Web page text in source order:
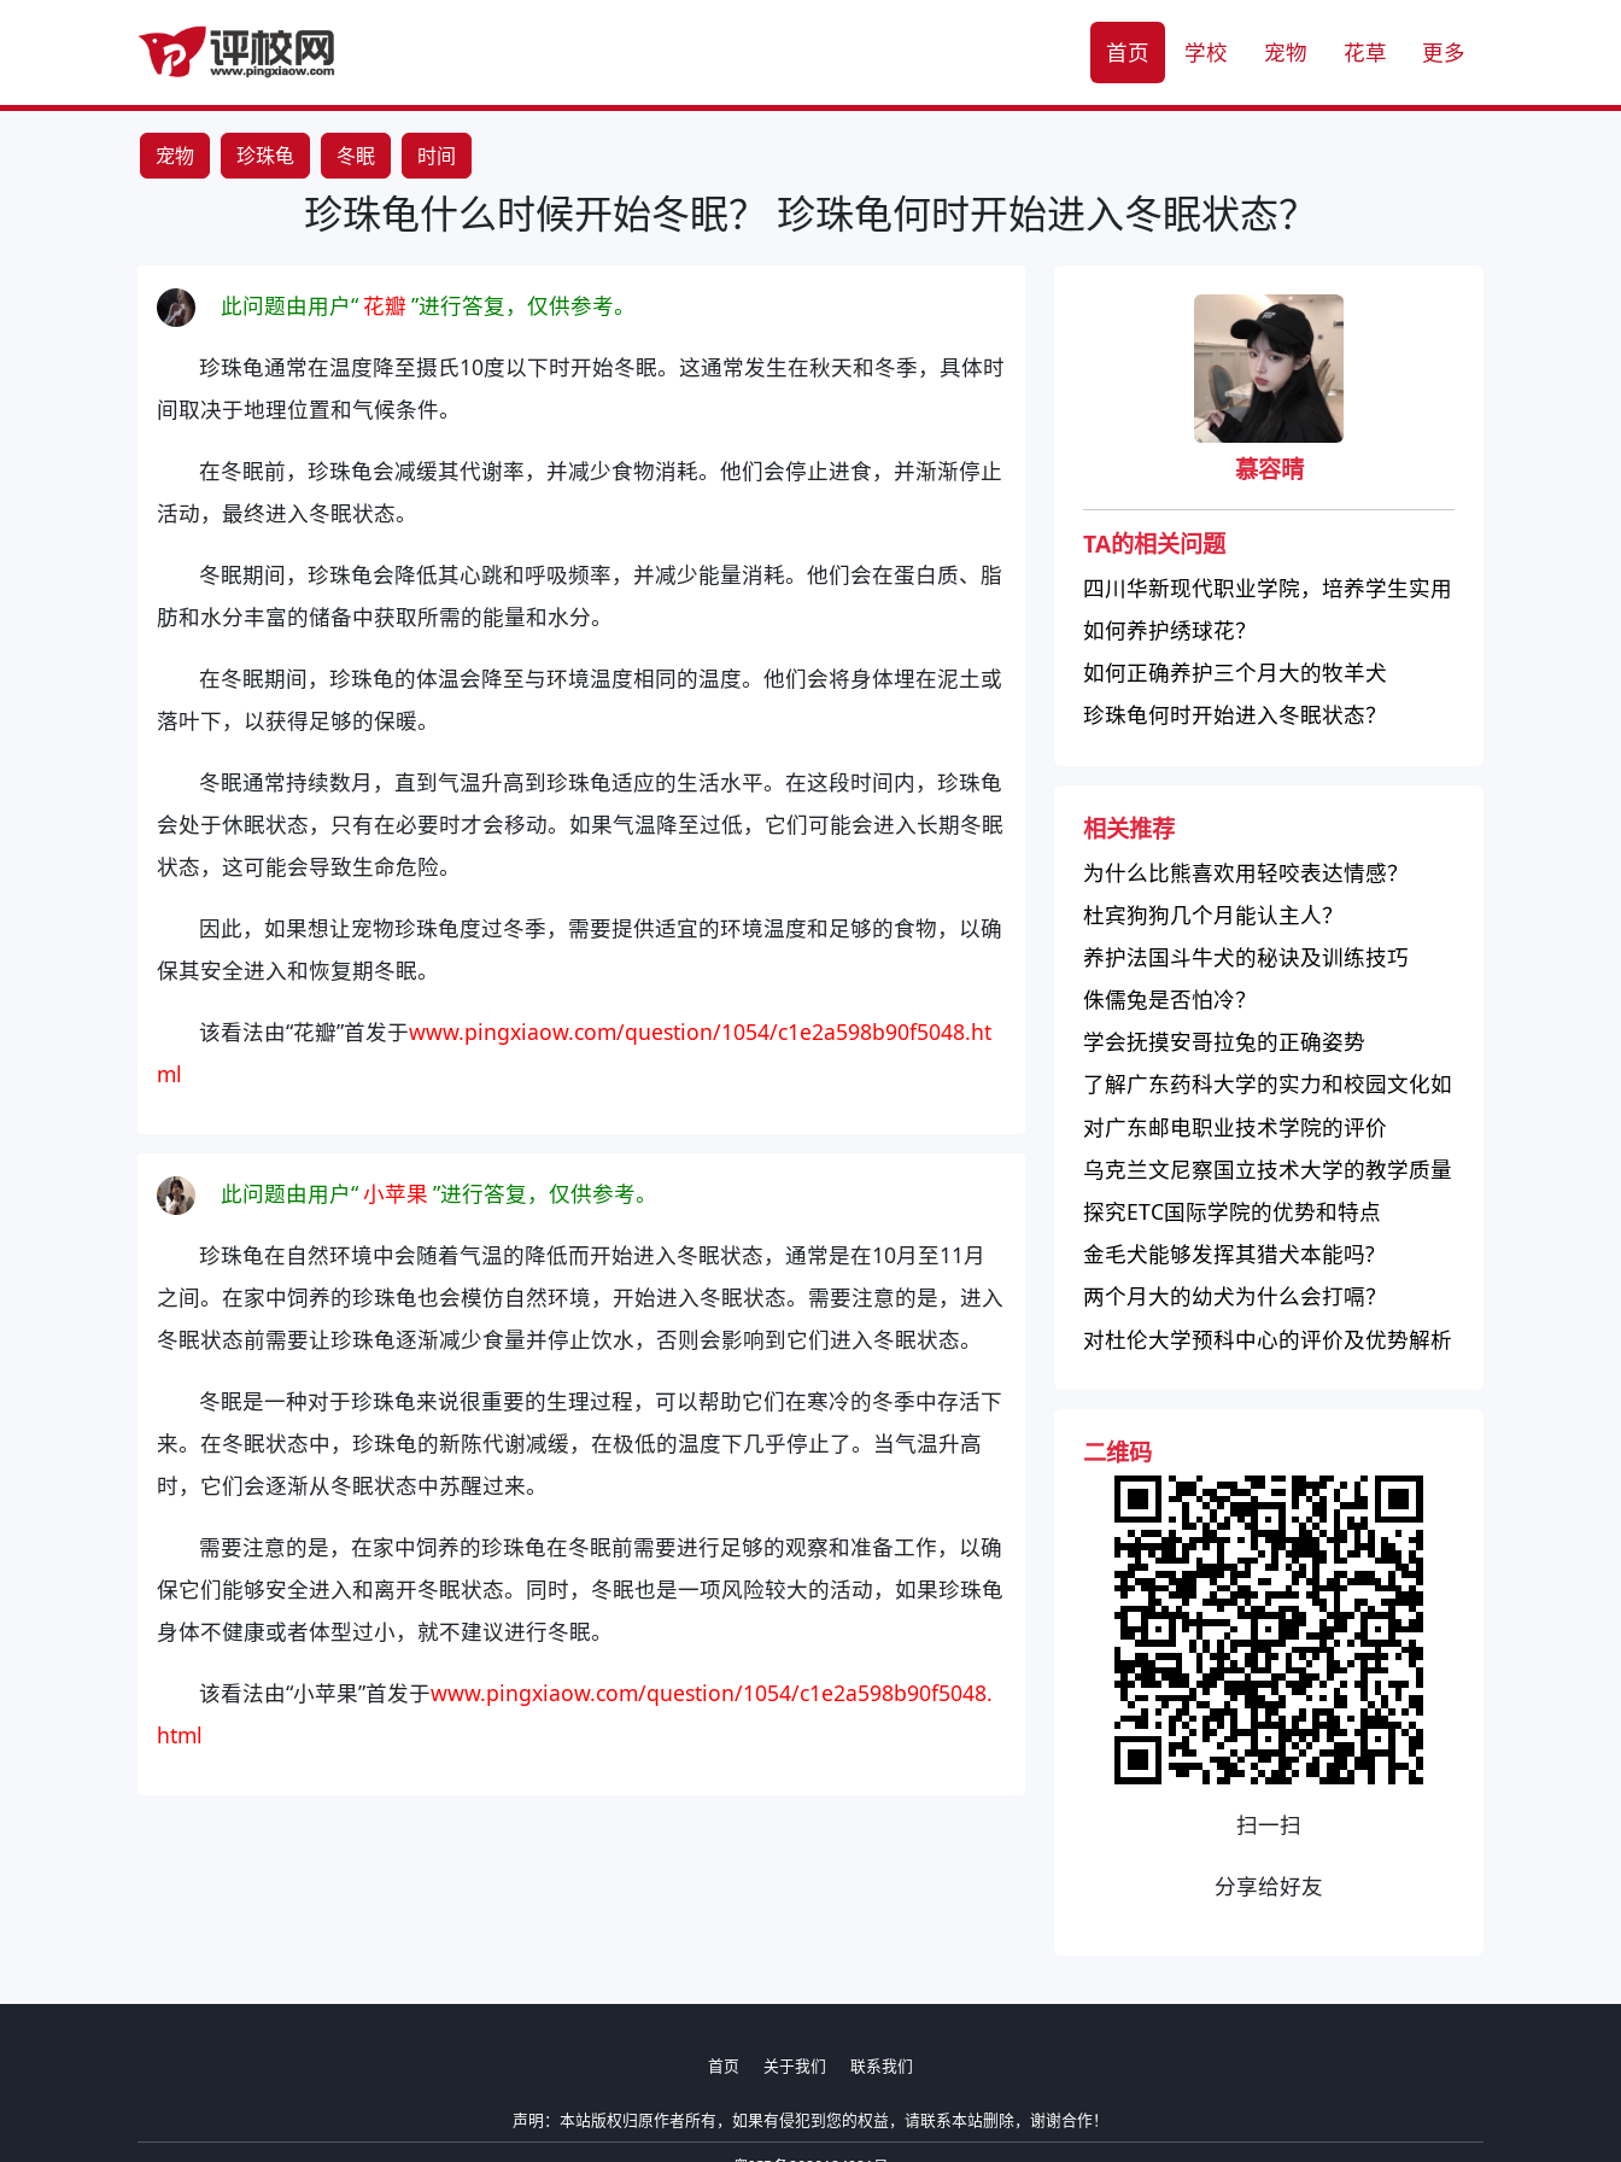
首页 学校 宠物 花草 更多
宠物 珍珠龟 冬眠 时间
珍珠龟什么时候开始冬眠？ 珍珠龟何时开始进入冬眠状态？
此问题由用户“ 花瓣 ”进行答复，仅供参考。
珍珠龟通常在温度降至摄氏10度以下时开始冬眠。这通常发生在秋天和冬季，具体时
间取决于地理位置和气候条件。
在冬眠前，珍珠龟会减缓其代谢率，并减少食物消耗。他们会停止进食，并渐渐停止
活动，最终进入冬眠状态。
冬眠期间，珍珠龟会降低其心跳和呼吸频率，并减少能量消耗。他们会在蛋白质、脂
肪和水分丰富的储备中获取所需的能量和水分。
在冬眠期间，珍珠龟的体温会降至与环境温度相同的温度。他们会将身体埋在泥土或
落叶下，以获得足够的保暖。
冬眠通常持续数月，直到气温升高到珍珠龟适应的生活水平。在这段时间内，珍珠龟
会处于休眠状态，只有在必要时才会移动。如果气温降至过低，它们可能会进入长期冬眠
状态，这可能会导致生命危险。
因此，如果想让宠物珍珠龟度过冬季，需要提供适宜的环境温度和足够的食物，以确
保其安全进入和恢复期冬眠。
该看法由“花瓣”首发于www.pingxiaow.com/question/1054/c1e2a598b90f5048.ht
ml
此问题由用户“小苹果 ”进行答复，仅供参考。
珍珠龟在自然环境中会随着气温的降低而开始进入冬眠状态，通常是在10月至11月
之间。在家中饲养的珍珠龟也会模仿自然环境，开始进入冬眠状态。需要注意的是，进入
冬眠状态前需要让珍珠龟逐渐减少食量并停止饮水，否则会影响到它们进入冬眠状态。
冬眠是一种对于珍珠龟来说很重要的生理过程，可以帮助它们在寒冷的冬季中存活下
来。在冬眠状态中，珍珠龟的新陈代谢减缓，在极低的温度下几乎停止了。当气温升高
时，它们会逐渐从冬眠状态中苏醒过来。
需要注意的是，在家中饲养的珍珠龟在冬眠前需要进行足够的观察和准备工作，以确
保它们能够安全进入和离开冬眠状态。同时，冬眠也是一项风险较大的活动，如果珍珠龟
身体不健康或者体型过小，就不建议进行冬眠。
该看法由“小苹果”首发于www.pingxiaow.com/question/1054/c1e2a598b90f5048.
html
慕容晴
TA的相关问题
四川华新现代职业学院，培养学生实用
技能和职业素养，受用人单位青睐
如何养护绣球花？
如何正确养护三个月大的牧羊犬
珍珠龟何时开始进入冬眠状态？
相关推荐
为什么比熊喜欢用轻咬表达情感？
杜宾狗狗几个月能认主人？
养护法国斗牛犬的秘诀及训练技巧
侏儒兔是否怕冷？
学会抚摸安哥拉兔的正确姿势
了解广东药科大学的实力和校园文化如
何？
对广东邮电职业技术学院的评价
乌克兰文尼察国立技术大学的教学质量
和综合实力如何？
探究ETC国际学院的优势和特点
金毛犬能够发挥其猎犬本能吗?
两个月大的幼犬为什么会打嗝？
对杜伦大学预科中心的评价及优势解析
二维码
扫一扫
分享给好友
首页 关于我们 联系我们
声明：本站版权归原作者所有，如果有侵犯到您的权益，请联系本站删除，谢谢合作！